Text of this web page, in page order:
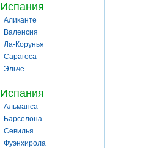
Испания
Аликанте
Валенсия
Ла-Корунья
Сарагоса
Эльче
Испания
Альманса
Барселона
Севилья
Фуэнхирола